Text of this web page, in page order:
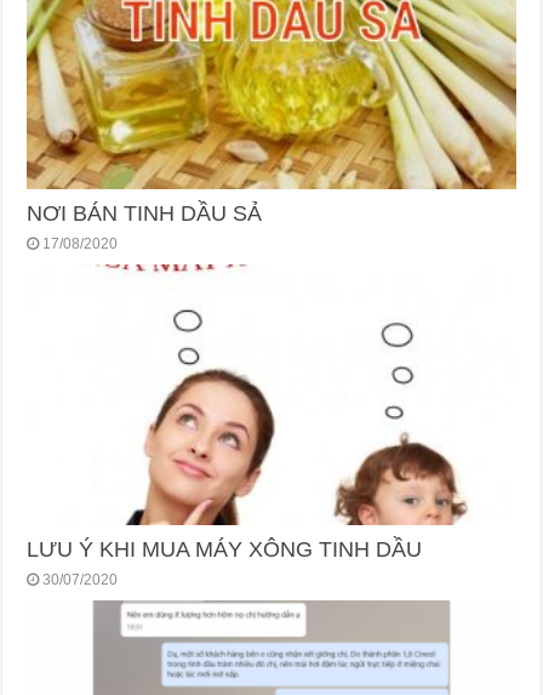
NƠI BÁN TINH DẦU SẢ
17/08/2020
LƯU Ý KHI MUA MÁY XÔNG TINH DẦU
30/07/2020